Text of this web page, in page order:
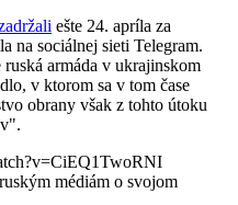
ešte 24. apríla za
na sociálnej sieti Telegram.
armáda v ukrajinskom
v ktorom sa v tom čase
obrany však z tohto útoku
médiám o svojom